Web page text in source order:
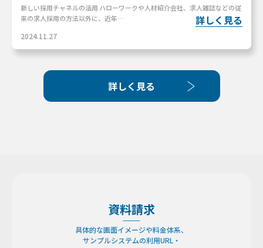
新しい採用チャネルの活用 ハローワークや人材紹介会社、求人雑誌などの従
来の求人採用の方法以外に、近年…
詳しく見る
2024.11.27
詳しく見る
資料請求
具体的な画面イメージや料金体系、
サンプルシステムの利用URL・